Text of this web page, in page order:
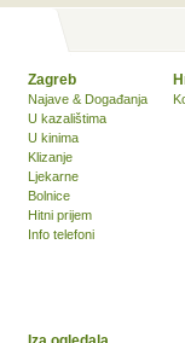
Zagreb
Najave & Događanja
U kazalištima
U kinima
Klizanje
Ljekarne
Bolnice
Hitni prijem
Info telefoni